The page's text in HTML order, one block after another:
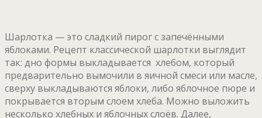
Шарлотка — это сладкий пирог с запечёнными
яблоками. Рецепт классической шарлотки выглядит
так: дно формы выкладывается хлебом, который
предварительно вымочили в яичной смеси или масле,
сверху выкладываются яблоки, либо яблочное пюре и
покрывается вторым слоем хлеба. Можно выложить
несколько хлебных и яблочных слоёв. Далее,